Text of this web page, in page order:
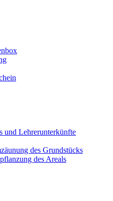
und Lehrerunterkünfte
des Grundstücks
des Areals